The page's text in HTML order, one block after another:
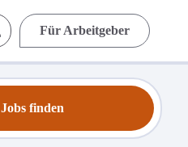
Für Arbeitgeber
Jobs finden